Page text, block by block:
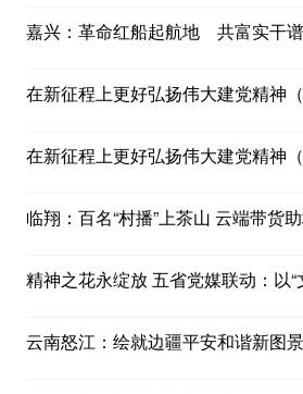
嘉兴：革命红船起航地 共富实干
在新征程上更好弘扬伟大建党精神
在新征程上更好弘扬伟大建党精神
临翔：百名“村播”上茶山 云端带货
精神之花永绽放 五省党媒联动：以
云南怒江：绘就边疆平安和谐新图景